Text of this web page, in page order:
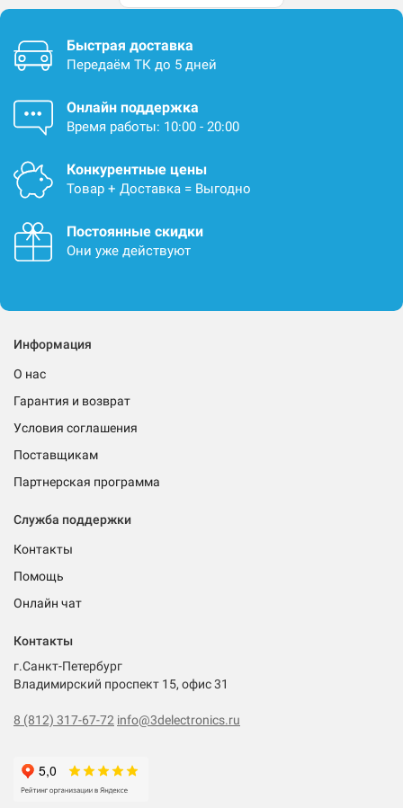
Быстрая доставка
Передаём ТК до 5 дней
Онлайн поддержка
Время работы: 10:00 - 20:00
Конкурентные цены
Товар + Доставка = Выгодно
Постоянные скидки
Они уже действуют
Информация
О нас
Гарантия и возврат
Условия соглашения
Поставщикам
Партнерская программа
Служба поддержки
Контакты
Помощь
Онлайн чат
Контакты
г.Санкт-Петербург
Владимирский проспект 15, офис 31
8 (812) 317-67-72 info@3delectronics.ru